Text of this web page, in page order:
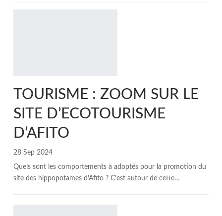
TOURISME : ZOOM SUR LE
SITE D’ECOTOURISME
D’AFITO
28 Sep 2024
Quels sont les comportements à adoptés pour la promotion du
site des hippopotames d’Afito ? C’est autour de cette…